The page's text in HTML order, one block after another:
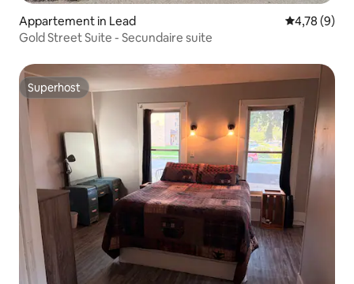
Appartement in Lead
4,78 (9)
Gold Street Suite - Secundaire suite
Superhost
Superhost